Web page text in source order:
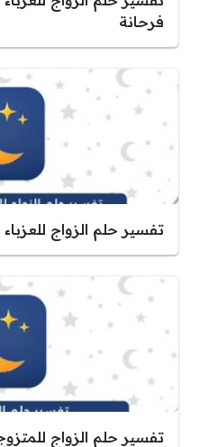
فرحانة
تفسير حلم الزواج
تفسير حلم الزواج